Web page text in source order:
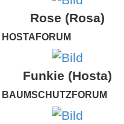
Rose (Rosa)
HOSTAFORUM
Funkie (Hosta)
BAUMSCHUTZFORUM